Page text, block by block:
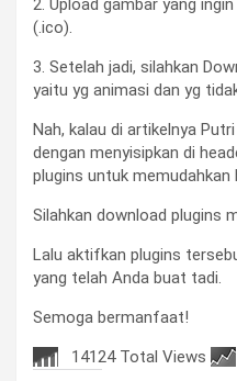
2. Upload gambar yang
(.ico).
3. Setelah jadi, silahkan
yaitu yg animasi dan yg
Nah, kalau di artikelnya
dengan menyisipkan di
plugins untuk memudahkan
Silahkan download plugins
Lalu aktifkan plugins
yang telah Anda buat tadi.
Semoga bermanfaat!
14124 Total Views